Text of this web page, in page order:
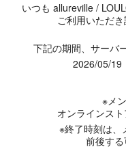
いつも allureville /
ご利用いただき
下記の期間、サーバ
2026/05/19
※メ
オンラインスト
※終了時刻は、
前後する